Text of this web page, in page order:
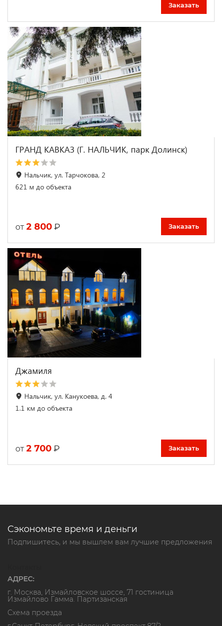
Заказать
ГРАНД КАВКАЗ (Г. НАЛЬЧИК, парк Долинск)
Нальчик, ул. Тарчокова, 2
621 м до объекта
от 2 800 ₽ Заказать
Джамиля
Нальчик, ул. Канукоева, д. 4
1.1 км до объекта
от 2 700 ₽ Заказать
Сэкономьте время и деньги
Подпишитесь, и мы вышлем вам лучшие предложения
АДРЕС:
г. Москва, Измайловское шоссе, 71 гостиница
Измайлово Гамма. Партизанская
Схема проезда